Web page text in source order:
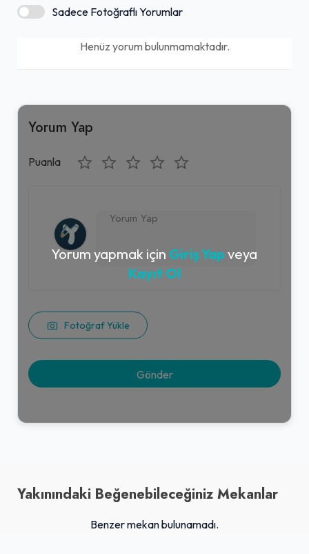
Sadece Fotoğraflı Yorumlar
Henüz yorum bulunmamaktadır.
Yorum Yap
Puanla
Fotoğraf Yükle
Yorum yapmak için Giriş Yap veya
Kayıt Ol
Yakınındaki Beğenebileceğiniz Mekanlar
Benzer mekan bulunamadı.